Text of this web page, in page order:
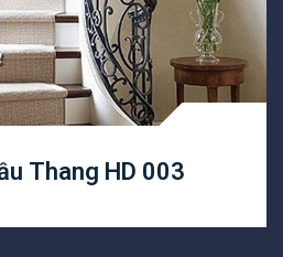
Lan Can Cầu Thang HD 003